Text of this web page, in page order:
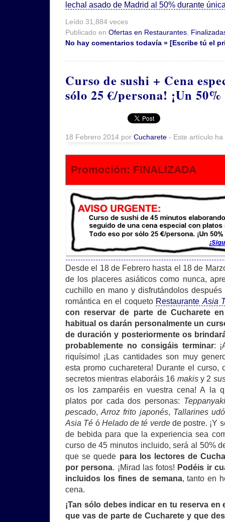
lechal asado de Madrid al 50% durante
Leído 31,884 veces
Publicado en Ofertas en Restaurantes,
No hay comentarios todavía » [Escribe tú el
Curso de sushi + Cena
sólo 25 €/persona! ¡Un
18 Febrero 2014 por Cucharete - Este artículo
Promoción: FINALIZADA
Desde el 18 de Febrero hasta el 18 de
de los placeres asiáticos como nunca,
cuchillo en mano y disfrutándolos
romántica en el coqueto Restaurante Asia
con reservar de parte de Cucharete
habitual os darán personalmente un
de duración y posteriormente os
probablemente no consigáis terminar:
riquísimo! ¡Las cantidades son muy
esta promo cucharetera! Durante el curso,
secretos mientras elaboráis 16 makisy 2
os los zamparéis en vuestra cena! A la
platos por cada dos personas:
pescado,Arroz frito japonés, Tallarines
Asia Té ó Helado de té verdede postre. ¡Y
de bebida para que la experiencia sea
curso de 45 minutos incluido, será al 50%
que se quede para los lectores de
por persona. ¡Mirad las fotos! Podéis ir
incluidos los fines de semana, tanto en
cena.
¡Tan sólo debes indicar en tu reserva en
que vas de parte de Cucharete y que